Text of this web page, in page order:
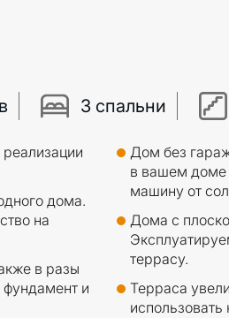
3 спальни
дома.
на
в разы
фундамент и
Дом без
в вашем доме
машину от
Дома с
террасу.
Терраса